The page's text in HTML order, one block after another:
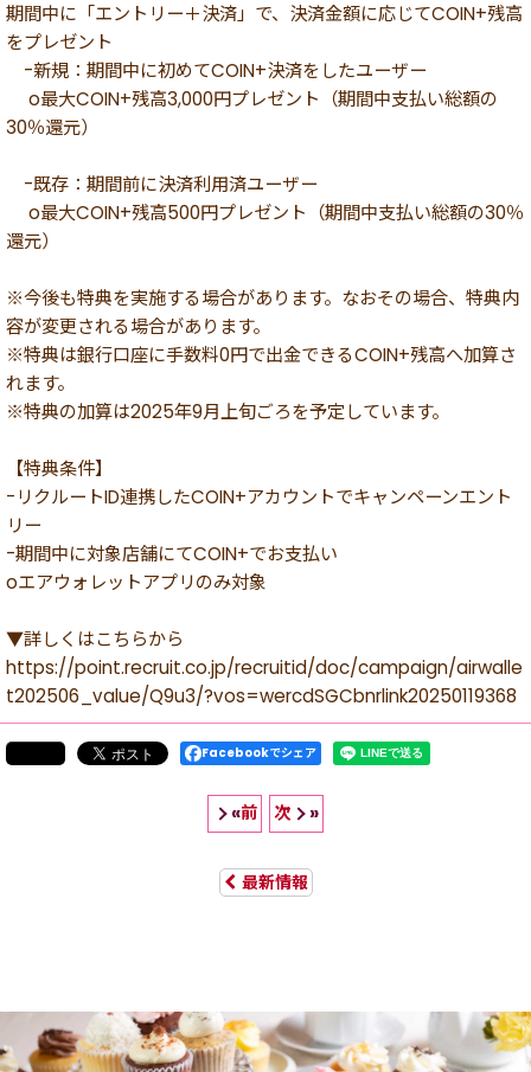
期間中に「エントリー＋決済」で、決済金額に応じてCOIN+残高
をプレゼント
-新規：期間中に初めてCOIN+決済をしたユーザー
o最大COIN+残高3,000円プレゼント（期間中支払い総額の
30％還元）
-既存：期間前に決済利用済ユーザー
o最大COIN+残高500円プレゼント（期間中支払い総額の30％
還元）
※今後も特典を実施する場合があります。なおその場合、特典内
容が変更される場合があります。
※特典は銀行口座に手数料0円で出金できるCOIN+残高へ加算さ
れます。
※特典の加算は2025年9月上旬ごろを予定しています。
【特典条件】
-リクルートID連携したCOIN+アカウントでキャンペーンエント
リー
-期間中に対象店舗にてCOIN+でお支払い
oエアウォレットアプリのみ対象
▼詳しくはこちらから
https://point.recruit.co.jp/recruitid/doc/campaign/airwalle
t202506_value/Q9u3/?vos=wercdSGCbnrlink20250119368
Facebookでシェア
«前 次 »
最新情報